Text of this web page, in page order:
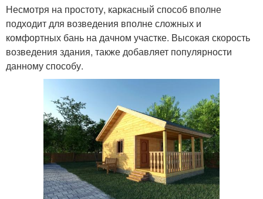
Несмотря на простоту, каркасный способ вполне
подходит для возведения вполне сложных и
комфортных бань на дачном участке. Высокая скорость
возведения здания, также добавляет популярности
данному способу.